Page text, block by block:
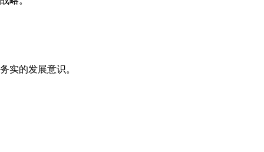
的发展意识。